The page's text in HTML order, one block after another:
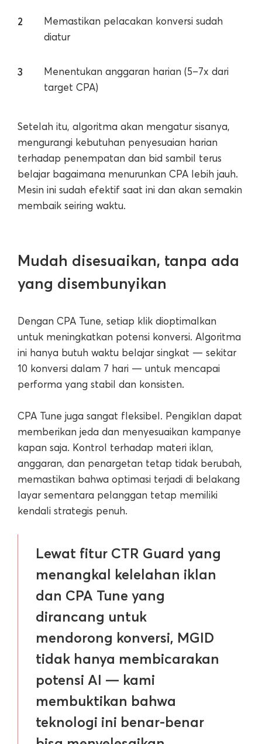
Memastikan pelacakan konversi sudah
diatur
Menentukan anggaran harian (5–7x dari
target CPA)
Setelah itu, algoritma akan mengatur sisanya,
mengurangi kebutuhan penyesuaian harian
terhadap penempatan dan bid sambil terus
belajar bagaimana menurunkan CPA lebih jauh.
Mesin ini sudah efektif saat ini dan akan semakin
membaik seiring waktu.
Mudah disesuaikan, tanpa ada
yang disembunyikan
Dengan CPA Tune, setiap klik dioptimalkan
untuk meningkatkan potensi konversi. Algoritma
ini hanya butuh waktu belajar singkat — sekitar
10 konversi dalam 7 hari — untuk mencapai
performa yang stabil dan konsisten.
CPA Tune juga sangat fleksibel. Pengiklan dapat
memberikan jeda dan menyesuaikan kampanye
kapan saja. Kontrol terhadap materi iklan,
anggaran, dan penargetan tetap tidak berubah,
memastikan bahwa optimasi terjadi di belakang
layar sementara pelanggan tetap memiliki
kendali strategis penuh.
Lewat fitur CTR Guard yang
menangkal kelelahan iklan
dan CPA Tune yang
dirancang untuk
mendorong konversi, MGID
tidak hanya membicarakan
potensi AI — kami
membuktikan bahwa
teknologi ini benar-benar